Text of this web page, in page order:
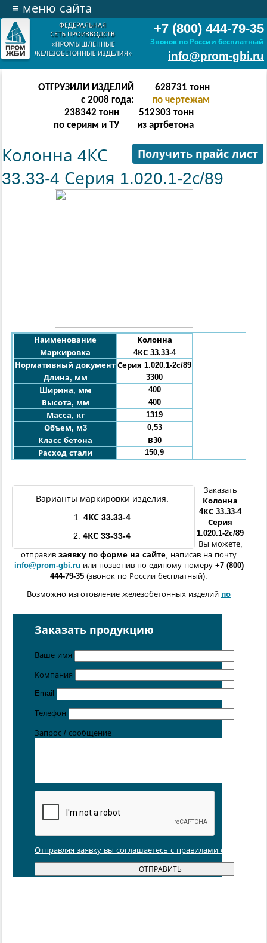
+7 (800) 444-79-35
Звонок по России бесплатный
info@prom-gbi.ru
≡ меню сайта
ОТГРУЗИЛИ ИЗДЕЛИЙ
с 2008 года:
628731 тонн
по чертежам
238342 тонн
по сериям и ТУ
512303 тонн
из артбетона
Получить прайс лист
Колонна 4КС
33.33-4 Серия 1.020.1-2с/89
Наименование
Колонна
Маркировка
4КС 33.33-4
Нормативный документ Серия 1.020.1-2с/89
Длина, мм
3300
Ширина, мм
400
Высота, мм
400
Масса, кг
1319
Объем, м3
0,53
Класс бетона
В30
Расход стали
150,9
Варианты маркировки изделия:
1. 4КС 33.33-4
2. 4КС 33-33-4
Заказать
Колонна
4КС 33.33-4
Серия
1.020.1-2с/89
Вы можете,
отправив заявку по форме на сайте, написав на почту
info@prom-gbi.ru или позвонив по единому номеру +7 (800)
444-79-35 (звонок по России бесплатный).
Возможно изготовление железобетонных изделий по
расположенных вСанкт-Петербурге
Цена от 5 руб. / кг
Заказать продукцию
Ваше имя
Компания
Email
Телефон
Запрос / сообщение
Отправляя заявку вы соглашаетесь с правилами обработки